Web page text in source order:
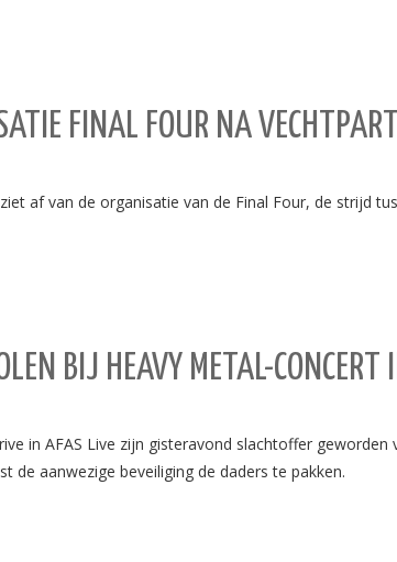
FINAL FOUR NA
af van de organisatie van de Final Four, de strijd
BIJ HEAVY METAL-CONCERT
in AFAS Live zijn gisteravond slachtoffer
de aanwezige beveiliging de daders te pakken.